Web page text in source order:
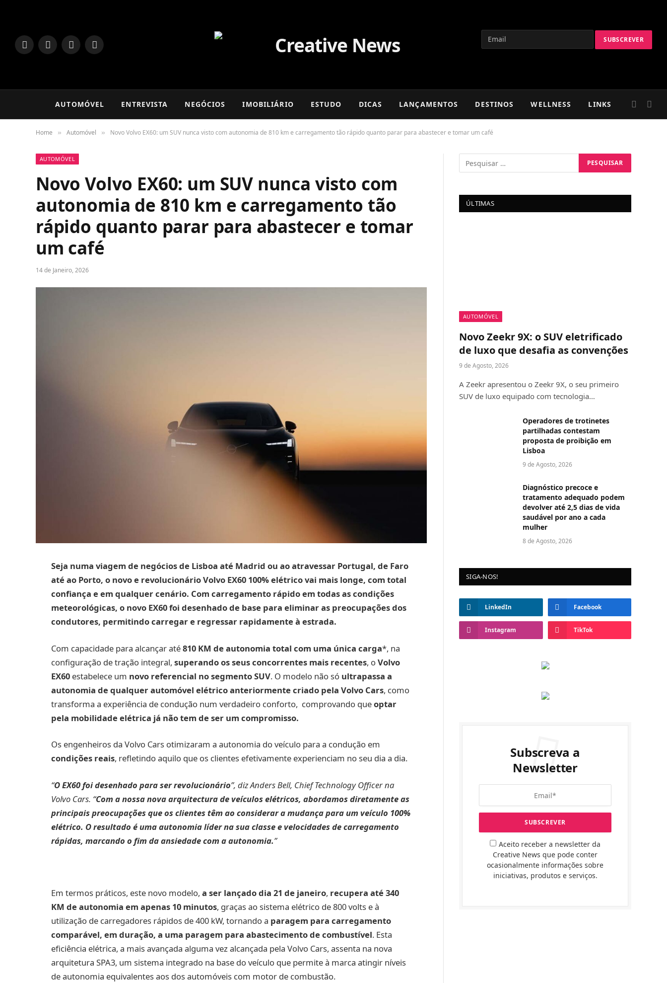
LinkedInFacebookInstagram
TikTok
AUTOMÓVEL ENTREVISTA NEGÓCIOS IMOBILIÁRIO ESTUDO DICAS LANÇAMENTOS DESTINOS WELLNESS LINKS
Home » Automóvel » Novo Volvo EX60: um SUV nunca visto com autonomia de 810 km e carregamento tão rápido quanto parar para abastecer e tomar um café
AUTOMÓVEL
Novo Volvo EX60: um SUV nunca visto com
autonomia de 810 km e carregamento tão
rápido quanto parar para abastecer e tomar
um café
14 de Janeiro, 2026
Seja numa viagem de negócios de Lisboa até Madrid ou ao atravessar Portugal, de Faro
até ao Porto, o novo e revolucionário Volvo EX60 100% elétrico vai mais longe, com total
confiança e em qualquer cenário. Com carregamento rápido em todas as condições
meteorológicas, o novo EX60 foi desenhado de base para eliminar as preocupações dos
condutores, permitindo carregar e regressar rapidamente à estrada.
Com capacidade para alcançar até810 KM de autonomia total com uma única carga*, na
configuração de tração integral, superando os seus concorrentes mais recentes, oVolvo
EX60 estabelece um novo referencial no segmento SUV. O modelo não só ultrapassa a
autonomia de qualquer automóvel elétrico anteriormente criado pela Volvo Cars, como
transforma a experiência de condução num verdadeiro conforto, comprovando queoptar
pela mobilidade elétrica já não tem de ser um compromisso.
Os engenheiros da Volvo Cars otimizaram a autonomia do veículo para a condução em
condições reais, refletindo aquilo que os clientes efetivamente experienciam no seu dia a dia.
“O EX60 foi desenhado para ser revolucionário”, diz Anders Bell, Chief Technology Officer na
Volvo Cars. “Com a nossa nova arquitectura de veículos elétricos, abordamos diretamente as
principais preocupações que os clientes têm ao considerar a mudança para um veículo 100%
elétrico. O resultado é uma autonomia líder na sua classe e velocidades de carregamento
rápidas, marcando o fim da ansiedade com a autonomia.”
Em termos práticos, este novo modelo, a ser lançado dia 21 de janeiro, recupera até 340
KM de autonomia em apenas 10 minutos, graças ao sistema elétrico de 800 volts e à
utilização de carregadores rápidos de 400 kW, tornando a paragem para carregamento
comparável, em duração, a uma paragem para abastecimento de combustível. Esta
eficiência elétrica, a mais avançada alguma vez alcançada pela Volvo Cars, assenta na nova
arquitetura SPA3, um sistema integrado na base do veículo que permite à marca atingir níveis
de autonomia equivalentes aos dos automóveis com motor de combustão.
ÚLTIMAS
AUTOMÓVEL
Novo Zeekr 9X: o SUV eletrificado
de luxo que desafia as convenções
9 de Agosto, 2026
A Zeekr apresentou o Zeekr 9X, o seu primeiro
SUV de luxo equipado com tecnologia…
Operadores de trotinetes
partilhadas contestam
proposta de proibição em
Lisboa
9 de Agosto, 2026
Diagnóstico precoce e
tratamento adequado podem
devolver até 2,5 dias de vida
saudável por ano a cada
mulher
8 de Agosto, 2026
SIGA-NOS!
LinkedIn Facebook
Instagram TikTok
Subscreva a
Newsletter
Aceito receber a newsletter da
Creative News que pode conter
ocasionalmente informações sobre
iniciativas, produtos e serviços.